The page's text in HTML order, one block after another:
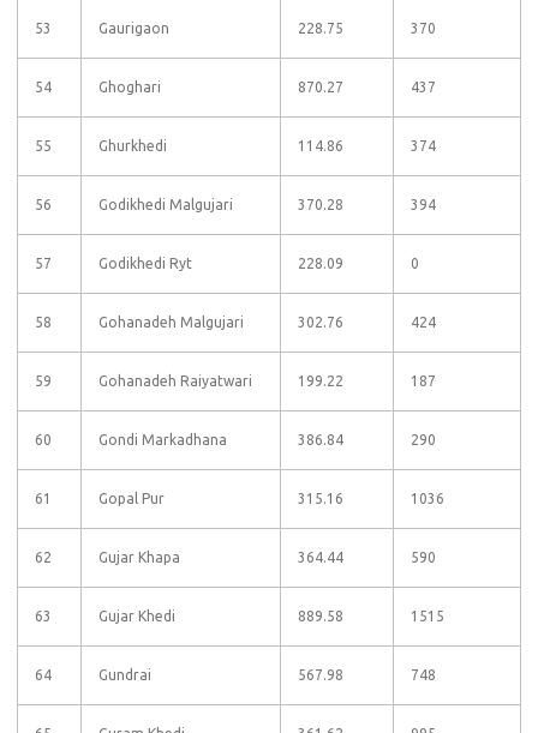
53 Gaurigaon 228.75 370
54 Ghoghari 870.27 437
55 Ghurkhedi 114.86 374
56 Godikhedi Malgujari 370.28 394
57 Godikhedi Ryt 228.09 0
58 Gohanadeh Malgujari 302.76 424
59 Gohanadeh Raiyatwari 199.22 187
60 Gondi Markadhana 386.84 290
61 Gopal Pur 315.16 1036
62 Gujar Khapa 364.44 590
63 Gujar Khedi 889.58 1515
64 Gundrai 567.98 748